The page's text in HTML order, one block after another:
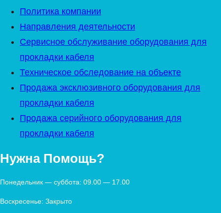
Политика компании
Направления деятельности
Сервисное обслуживание оборудования для
прокладки кабеля
Техническое обследование на объекте
Продажа эксклюзивного оборудования для
прокладки кабеля
Продажа серийного оборудования для
прокладки кабеля
Нужна Помощь?
Понедельник — суббота: 09.00 — 17.00
Воскресенье: Закрыто